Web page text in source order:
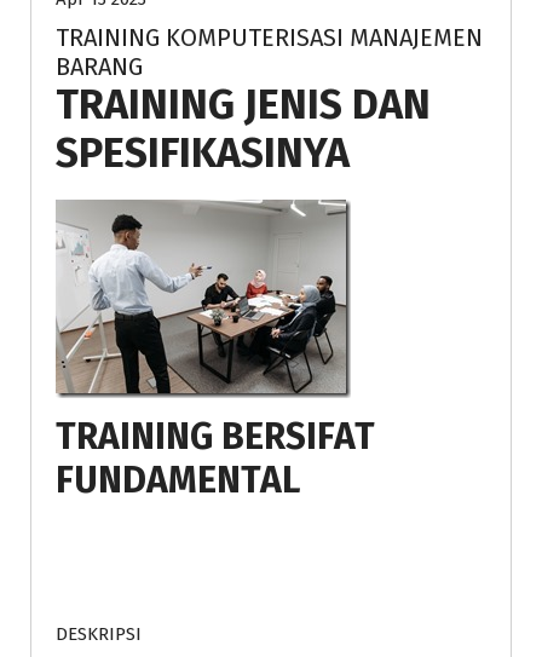
TRAINING KOMPUTERISASI MANAJEMEN
BARANG
TRAINING JENIS DAN
SPESIFIKASINYA
TRAINING BERSIFAT
FUNDAMENTAL
DESKRIPSI